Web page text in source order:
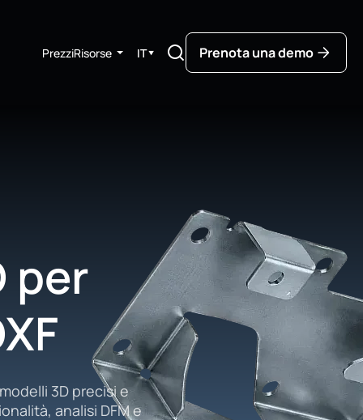
PrezziRisorse IT ▼ Prenota una demo
per
3D precisi e
analisi DFM e